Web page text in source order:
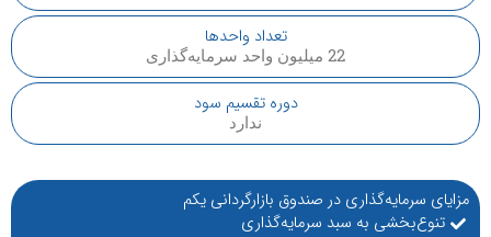
تعداد واحدها
22 میلیون واحد سرمایه‌گذاری
دوره تقسیم سود
ندارد
مزایای سرمایه‌گذاری در صندوق بازارگردانی یکم
تنوع‌بخشی به سبد سرمایه‌گذاری